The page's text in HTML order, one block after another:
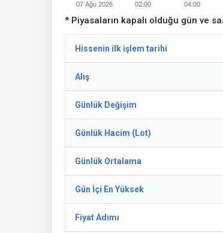
07 Ağu 2026 02:00 04:00
* Piyasaların kapalı olduğu gün ve
Hissenin ilk işlem tarihi
Alış
Günlük Değişim
Günlük Hacim (Lot)
Günlük Ortalama
Gün İçi En Yüksek
Fiyat Adımı